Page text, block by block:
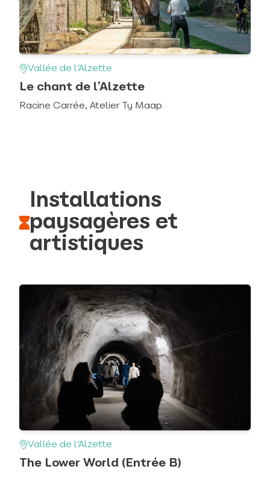
Vallée de l'Alzette
Le chant de l’Alzette
Racine Carrée, Atelier Ty Maap
Installations
paysagères et
artistiques
Vallée de l'Alzette
The Lower World (Entrée B)